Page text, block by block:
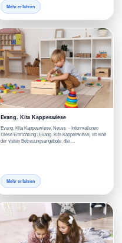
Mehr erfahren
Evang. Kita Kappeswiese
Evang. Kita Kappeswiese, Neuss - Informationen
Diese Einrichtung (Evang. Kita Kappeswiese) ist eine
der vielen Betreuungsangebote, die …
Mehr erfahren